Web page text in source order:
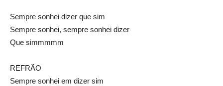
Sempre sonhei dizer que sim
Sempre sonhei, sempre sonhei dizer
Que simmmmm
REFRÃO
Sempre sonhei em dizer sim